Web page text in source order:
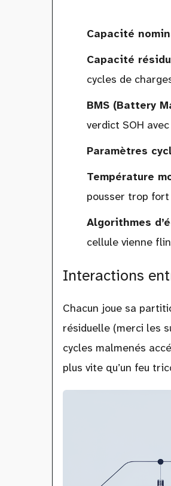
Capacité
Capacité
cycles de
BMS (Battery
verdict SOH
Paramètres
Température
pousser trop fort
Algorithmes
cellule vienne
Interactions
Chacun joue sa
résiduelle (merci les
cycles malmenés
plus vite qu’un feu